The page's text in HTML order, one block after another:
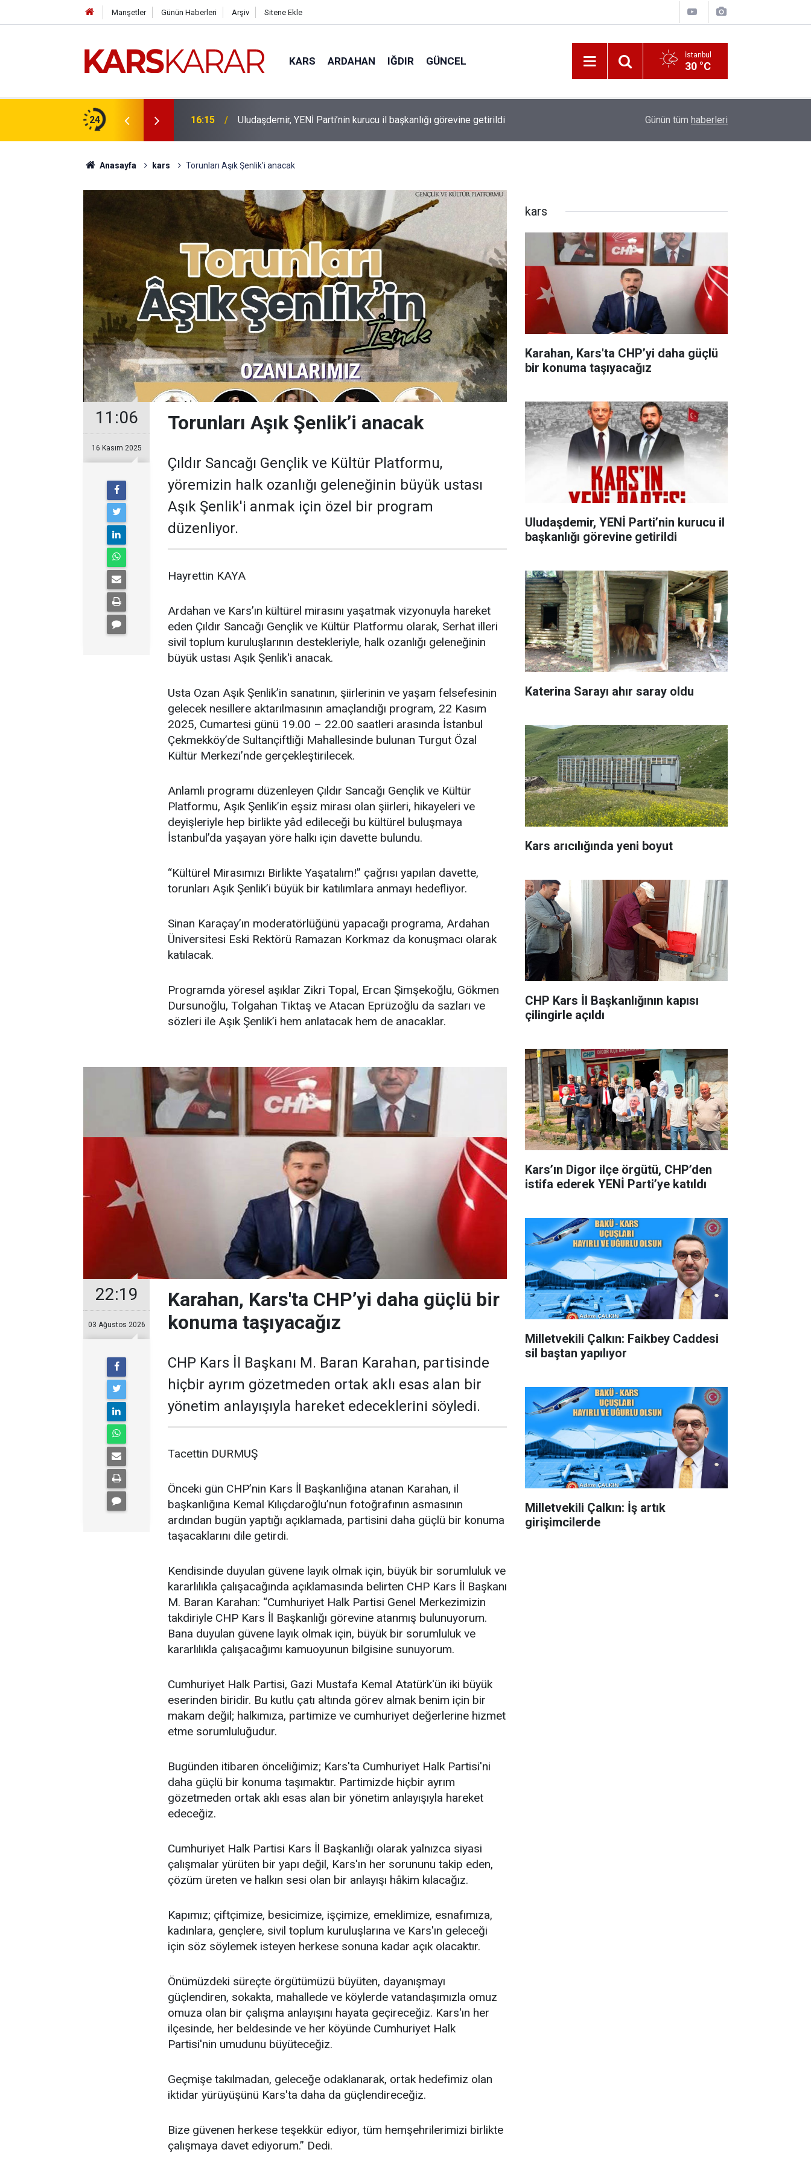
Manşetler Günün Haberleri Arşiv Sitene Ekle
KARS ARDAHAN IĞDIR GÜNCEL İstanbul
30 °C
24
bir konuma taşıyacağız 16:15 Uludaşdemir, YENİ Parti’nin kurucu il başkanlığı görevine getirildi Katerina Sarayı ahır saray oldu
Günün tüm haberleri
Anasayfa kars Torunları Aşık Şenlik’i anacak
11:06
16 Kasım 2025
Torunları Aşık Şenlik’i anacak
Çıldır Sancağı Gençlik ve Kültür Platformu,
yöremizin halk ozanlığı geleneğinin büyük ustası
Aşık Şenlik'i anmak için özel bir program
düzenliyor.
Hayrettin KAYA
Ardahan ve Kars’ın kültürel mirasını yaşatmak vizyonuyla hareket
eden Çıldır Sancağı Gençlik ve Kültür Platformu olarak, Serhat illeri
sivil toplum kuruluşlarının destekleriyle, halk ozanlığı geleneğinin
büyük ustası Aşık Şenlik'i anacak.
Usta Ozan Aşık Şenlik’in sanatının, şiirlerinin ve yaşam felsefesinin
gelecek nesillere aktarılmasının amaçlandığı program, 22 Kasım
2025, Cumartesi günü 19.00 – 22.00 saatleri arasında İstanbul
Çekmekköy’de Sultançiftliği Mahallesinde bulunan Turgut Özal
Kültür Merkezi’nde gerçekleştirilecek.
Anlamlı programı düzenleyen Çıldır Sancağı Gençlik ve Kültür
Platformu, Aşık Şenlik’in eşsiz mirası olan şiirleri, hikayeleri ve
deyişleriyle hep birlikte yâd edileceği bu kültürel buluşmaya
İstanbul’da yaşayan yöre halkı için davette bulundu.
“Kültürel Mirasımızı Birlikte Yaşatalım!” çağrısı yapılan davette,
torunları Aşık Şenlik’i büyük bir katılımlara anmayı hedefliyor.
Sinan Karaçay’ın moderatörlüğünü yapacağı programa, Ardahan
Üniversitesi Eski Rektörü Ramazan Korkmaz da konuşmacı olarak
katılacak.
Programda yöresel aşıklar Zikri Topal, Ercan Şimşekoğlu, Gökmen
Dursunoğlu, Tolgahan Tiktaş ve Atacan Eprüzoğlu da sazları ve
sözleri ile Aşık Şenlik’i hem anlatacak hem de anacaklar.
22:19
03 Ağustos 2026
Karahan, Kars'ta CHP’yi daha güçlü bir
konuma taşıyacağız
CHP Kars İl Başkanı M. Baran Karahan, partisinde
hiçbir ayrım gözetmeden ortak aklı esas alan bir
yönetim anlayışıyla hareket edeceklerini söyledi.
Tacettin DURMUŞ
Önceki gün CHP’nin Kars İl Başkanlığına atanan Karahan, il
başkanlığına Kemal Kılıçdaroğlu’nun fotoğrafının asmasının
ardından bugün yaptığı açıklamada, partisini daha güçlü bir konuma
taşacaklarını dile getirdi.
Kendisinde duyulan güvene layık olmak için, büyük bir sorumluluk ve
kararlılıkla çalışacağında açıklamasında belirten CHP Kars İl Başkanı
M. Baran Karahan: “Cumhuriyet Halk Partisi Genel Merkezimizin
takdiriyle CHP Kars İl Başkanlığı görevine atanmış bulunuyorum.
Bana duyulan güvene layık olmak için, büyük bir sorumluluk ve
kararlılıkla çalışacağımı kamuoyunun bilgisine sunuyorum.
Cumhuriyet Halk Partisi, Gazi Mustafa Kemal Atatürk'ün iki büyük
eserinden biridir. Bu kutlu çatı altında görev almak benim için bir
makam değil; halkımıza, partimize ve cumhuriyet değerlerine hizmet
etme sorumluluğudur.
Bugünden itibaren önceliğimiz; Kars'ta Cumhuriyet Halk Partisi'ni
daha güçlü bir konuma taşımaktır. Partimizde hiçbir ayrım
gözetmeden ortak aklı esas alan bir yönetim anlayışıyla hareket
edeceğiz.
Cumhuriyet Halk Partisi Kars İl Başkanlığı olarak yalnızca siyasi
çalışmalar yürüten bir yapı değil, Kars'ın her sorununu takip eden,
çözüm üreten ve halkın sesi olan bir anlayışı hâkim kılacağız.
Kapımız; çiftçimize, besicimize, işçimize, emeklimize, esnafımıza,
kadınlara, gençlere, sivil toplum kuruluşlarına ve Kars'ın geleceği
için söz söylemek isteyen herkese sonuna kadar açık olacaktır.
Önümüzdeki süreçte örgütümüzü büyüten, dayanışmayı
güçlendiren, sokakta, mahallede ve köylerde vatandaşımızla omuz
omuza olan bir çalışma anlayışını hayata geçireceğiz. Kars'ın her
ilçesinde, her beldesinde ve her köyünde Cumhuriyet Halk
Partisi'nin umudunu büyüteceğiz.
Geçmişe takılmadan, geleceğe odaklanarak, ortak hedefimiz olan
iktidar yürüyüşünü Kars'ta daha da güçlendireceğiz.
Bize güvenen herkese teşekkür ediyor, tüm hemşehrilerimizi birlikte
çalışmaya davet ediyorum.” Dedi.
kars
Karahan, Kars'ta CHP’yi daha güçlü
bir konuma taşıyacağız
Uludaşdemir, YENİ Parti’nin kurucu il
başkanlığı görevine getirildi
Katerina Sarayı ahır saray oldu
Kars arıcılığında yeni boyut
CHP Kars İl Başkanlığının kapısı
çilingirle açıldı
Kars’ın Digor ilçe örgütü, CHP’den
istifa ederek YENİ Parti’ye katıldı
Milletvekili Çalkın: Faikbey Caddesi
sil baştan yapılıyor
Milletvekili Çalkın: İş artık
girişimcilerde